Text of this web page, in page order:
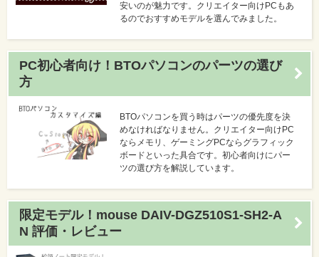
安いのが魅力です。クリエイター向けPCもあ
るのでおすすめモデルを選んでみました。
PC初心者向け！BTOパソコンのパーツの選び
方
BTOパソコンを買う時はパーツの優先度を決
めなければなりません。クリエイター向けPC
ならメモリ、ゲーミングPCならグラフィック
ボードといった具合です。初心者向けにパー
ツの選び方を解説しています。
限定モデル！mouse DAIV-DGZ510S1-SH2-A
N 評価・レビュー